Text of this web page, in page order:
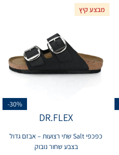
מבצע קיץ
-30%
DR.FLEX
כפכפי Salt שתי רצועות – אבזם גדול
בצבע שחור נובוק